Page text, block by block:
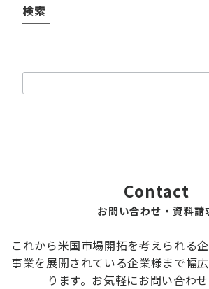
検索
Contact
お問い合わせ・資料請
これから米国市場開拓を考えられる
事業を展開されている企業様まで幅
ります。お気軽にお問い合わせ